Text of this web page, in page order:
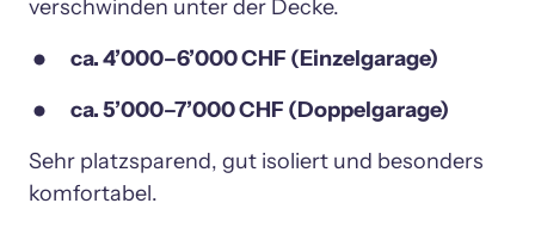
verschwinden unter der Decke.
ca. 4’000–6’000 CHF (Einzelgarage)
ca. 5’000–7’000 CHF (Doppelgarage)
Sehr platzsparend, gut isoliert und besonders
komfortabel.